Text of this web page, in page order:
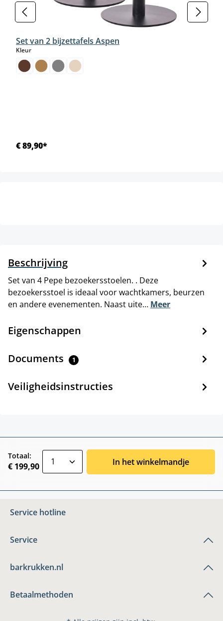
Set van 2 bijzettafels Aspen
Kleurselect
€ 89,90*
Beschrijving
Set van 4 Pepe bezoekersstoelen. . Deze
bezoekersstoel is ideaal voor wachtkamers, beurzen
en andere evenementen. Naast uite… Meer
Eigenschappen
Documents 1
Veiligheidsinstructies
Totaal:
€ 199,90 In het winkelmandje
Service hotline
Service
barkrukken.nl
Betaalmethoden